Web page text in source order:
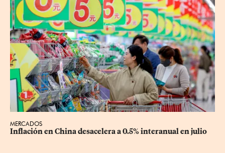
MERCADOS
Inflación en China desacelera a 0.5% interanual en julio